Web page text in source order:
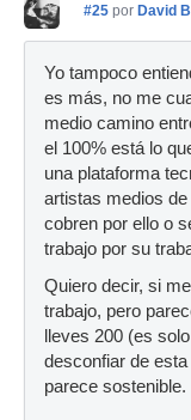
#25 por David
Yo tampoco
es más, no me
medio camino
el 100% está lo
una plataforma
artistas medios
cobren por ello o
trabajo por su
Quiero decir, si
trabajo, pero
lleves 200 (es
desconfiar de
parece sostenible.